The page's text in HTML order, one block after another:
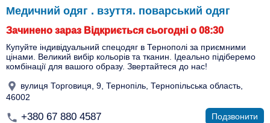
Медичний одяг . взуття. поварський одяг
Зачинено зараз Відкриється сьогодні о 08:30
Купуйте індивідуальний спецодяг в Тернополі за приємними
цінами. Великий вибір кольорів та тканин. Ідеально підіберемо
комбінації для вашого образу. Звертайтеся до нас!
вулиця Торговиця, 9, Тернопіль, Тернопільська область,
46002
+380 67 880 4587 Подзвонити